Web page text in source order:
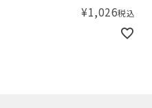
¥1,026税込